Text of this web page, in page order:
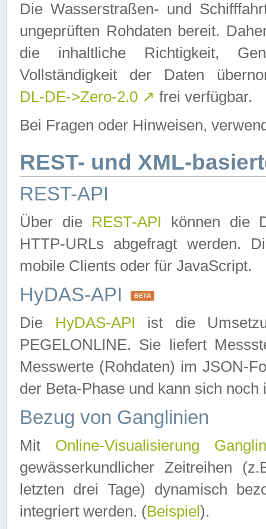
Die Wasserstraßen- und
ungeprüften Rohdaten bereit.
die inhaltliche Richtigkeit,
Vollständigkeit der Daten
DL-DE->Zero-2.0 ↗ frei verfügbar.
Bei Fragen oder Hinweisen,
REST- und XML-
REST-API
Über die REST-API können die
HTTP-URLs abgefragt werden.
mobile Clients oder für JavaScript.
HyDAS-API BETA
Die HyDAS-API ist die
PEGELONLINE. Sie liefert
Messwerte (Rohdaten) im JSON-
der Beta-Phase und kann sich noch
Bezug von Ganglinien
Mit Online-Visualisierung
gewässerkundlicher Zeitreihen
letzten drei Tage) dynamisch
integriert werden. (Beispiel ).